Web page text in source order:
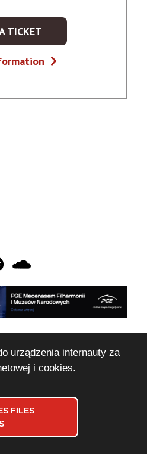
urządzenia internauty za
i cookies.
FILES
TICKET
KUP
NA
Głosy
Design and implementation: